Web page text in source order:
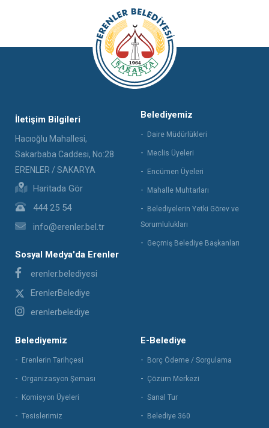
İletişim Bilgileri
Hacıoğlu Mahallesi,
Sakarbaba Caddesi, No:28
ERENLER / SAKARYA
Haritada Gör
444 25 54
info@erenler.bel.tr
Sosyal Medya'da Erenler
erenler.belediyesi
ErenlerBelediye
erenlerbelediye
Belediyemiz
Daire Müdürlükleri
Meclis Üyeleri
Encümen Üyeleri
Mahalle Muhtarları
Belediyelerin Yetki Görev ve
Sorumlulukları
Geçmiş Belediye Başkanları
Belediyemiz
Erenlerin Tarihçesi
Organizasyon Şeması
Komisyon Üyeleri
Tesislerimiz
E-Belediye
Borç Ödeme / Sorgulama
Çözüm Merkezi
Sanal Tur
Belediye 360